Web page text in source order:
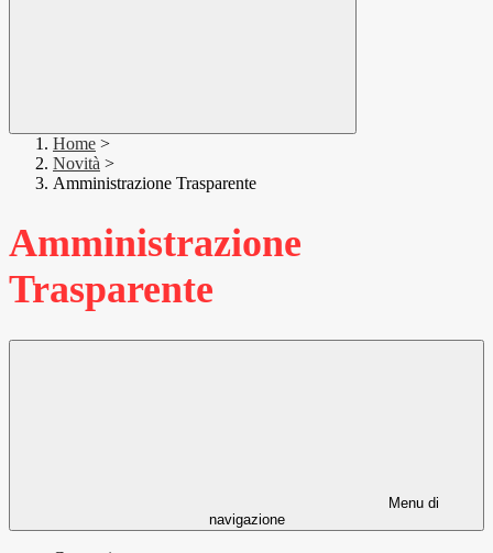
Home >
Novità >
Amministrazione Trasparente
Amministrazione
Trasparente
Menu di
navigazione